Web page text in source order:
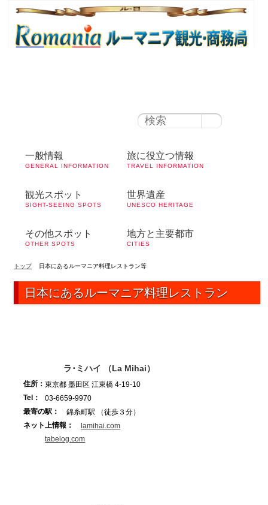
一般情報
GENERAL INFORMATION
旅に役立つ情報
TRAVEL INFORMATION
観光スポット
SIGHT-SEEING SPOTS
世界遺産
UNESCO HERITAGE
その他スポット
OTHER SPOTS
地方と主要都市
CITIES
トップ 日本にあるルーマニア料理レストラン等
日本にあるルーマニア料理レストラン
ラ･ミハイ （La Mihai）
住所：東京都 墨田区 江東橋 4-19-10
Tel：
03-6659-9970
最寄の駅：
錦糸町駅 （徒歩３分）
ネット上情報：
lamihai.com
tabelog.com